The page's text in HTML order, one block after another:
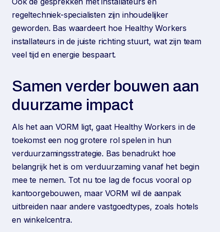
regeltechniek-specialisten zijn inhoudelijker
geworden. Bas waardeert hoe Healthy Workers
installateurs in de juiste richting stuurt, wat zijn team
veel tijd en energie bespaart.
Samen verder bouwen aan
duurzame impact
Als het aan VORM ligt, gaat Healthy Workers in de
toekomst een nog grotere rol spelen in hun
verduurzamingsstrategie. Bas benadrukt hoe
belangrijk het is om verduurzaming vanaf het begin
mee te nemen. Tot nu toe lag de focus vooral op
kantoorgebouwen, maar VORM wil de aanpak
uitbreiden naar andere vastgoedtypes, zoals hotels
en winkelcentra.